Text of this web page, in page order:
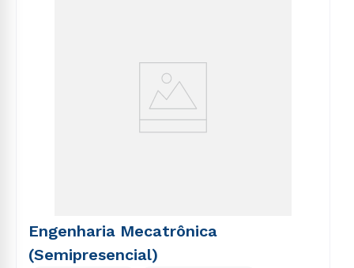
Engenharia Mecatrônica
(Semipresencial)